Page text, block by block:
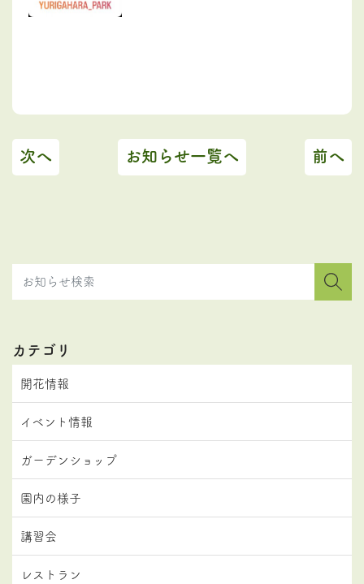
次へ お知らせ一覧へ 前へ
カテゴリ
開花情報
イベント情報
ガーデンショップ
園内の様子
講習会
レストラン